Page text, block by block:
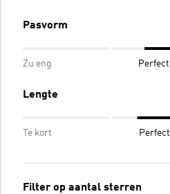
Pasvorm
Zu eng Perfect
Lengte
Te kort Perfect
Filter op aantal sterren